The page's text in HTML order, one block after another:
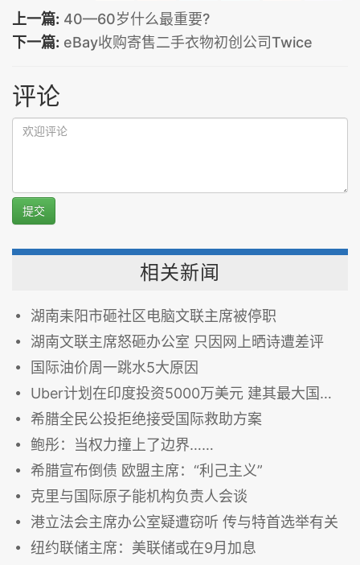
上一篇: 40—60岁什么最重要?
下一篇: eBay收购寄售二手衣物初创公司Twice
评论
提交
相关新闻
湖南耒阳市砸社区电脑文联主席被停职
湖南文联主席怒砸办公室 只因网上晒诗遭差评
国际油价周一跳水5大原因
Uber计划在印度投资5000万美元 建其最大国际办公室
希腊全民公投拒绝接受国际救助方案
鲍彤：当权力撞上了边界……
希腊宣布倒债 欧盟主席：“利己主义”
克里与国际原子能机构负责人会谈
港立法会主席办公室疑遭窃听 传与特首选举有关
纽约联储主席：美联储或在9月加息